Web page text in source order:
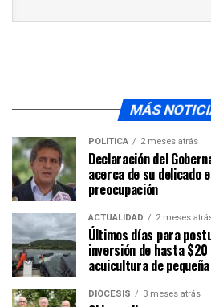
MÁS
POLÍTICA 2 meses atrás
Declaración del
acerca de su delicado
preocupación
ACTUALIDAD 2 meses
Últimos días para
inversión de hasta
acuicultura de
DIÓCESIS 3 meses atrás